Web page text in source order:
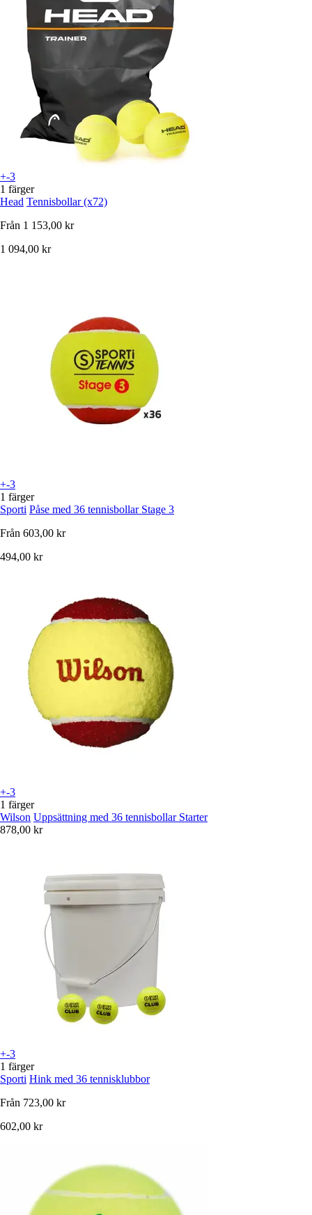
+-3
1 färger
Head Tennisbollar (x72)
Från 1 153,00 kr
1 094,00 kr
+-3
1 färger
Sporti Påse med 36 tennisbollar Stage 3
Från 603,00 kr
494,00 kr
+-3
1 färger
Wilson Uppsättning med 36 tennisbollar Starter
878,00 kr
+-3
1 färger
Sporti Hink med 36 tennisklubbor
Från 723,00 kr
602,00 kr